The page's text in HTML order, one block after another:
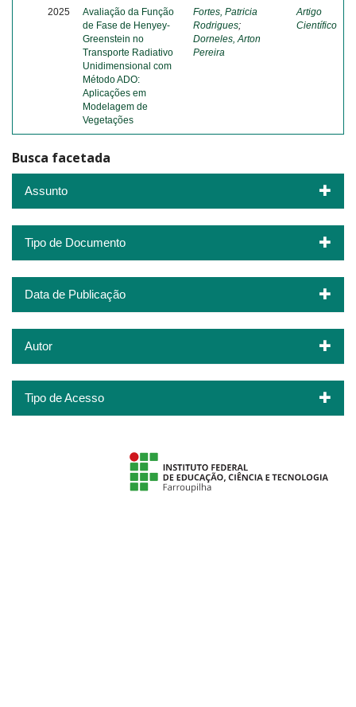
2025
Avaliação da Função
de Fase de Henyey-
Greenstein no
Transporte Radiativo
Unidimensional com
Método ADO:
Aplicações em
Modelagem de
Vegetações
Fortes, Patricia
Rodrigues;
Dorneles, Arton
Pereira
Artigo
Científico
Busca facetada
Assunto
Tipo de Documento
Data de Publicação
Autor
Tipo de Acesso